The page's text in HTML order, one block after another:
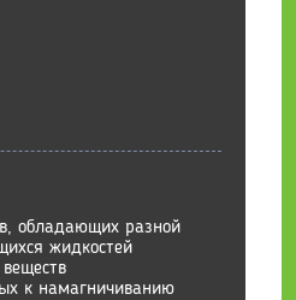
обладающих разной
жидкостей
к намагничиванию